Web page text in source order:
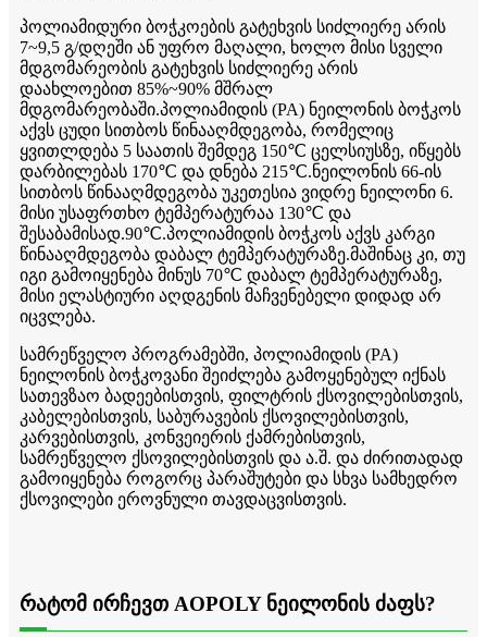
პოლიამიდური ბოჭკოების გატეხვის სიძლიერე არის
7~9,5 გ/დღეში ან უფრო მაღალი, ხოლო მისი სველი
მდგომარეობის გატეხვის სიძლიერე არის
დაახლოებით 85%~90% მშრალ
მდგომარეობაში.პოლიამიდის (PA) ნეილონის ბოჭკოს
აქვს ცუდი სითბოს წინააღმდეგობა, რომელიც
ყვითლდება 5 საათის შემდეგ 150℃ ცელსიუსზე, იწყებს
დარბილებას 170℃ და დნება 215℃.ნეილონის 66-ის
სითბოს წინააღმდეგობა უკეთესია ვიდრე ნეილონი 6.
მისი უსაფრთხო ტემპერატურაა 130℃ და
შესაბამისად.90℃.პოლიამიდის ბოჭკოს აქვს კარგი
წინააღმდეგობა დაბალ ტემპერატურაზე.მაშინაც კი, თუ
იგი გამოიყენება მინუს 70℃ დაბალ ტემპერატურაზე,
მისი ელასტიური აღდგენის მაჩვენებელი დიდად არ
იცვლება.
სამრეწველო პროგრამებში, პოლიამიდის (PA)
ნეილონის ბოჭკოვანი შეიძლება გამოყენებულ იქნას
სათევზაო ბადეებისთვის, ფილტრის ქსოვილებისთვის,
კაბელებისთვის, საბურავების ქსოვილებისთვის,
კარვებისთვის, კონვეიერის ქამრებისთვის,
სამრეწველო ქსოვილებისთვის და ა.შ. და ძირითადად
გამოიყენება როგორც პარაშუტები და სხვა სამხედრო
ქსოვილები ეროვნული თავდაცვისთვის.
რატომ ირჩევთ AOPOLY ნეილონის ძაფს?